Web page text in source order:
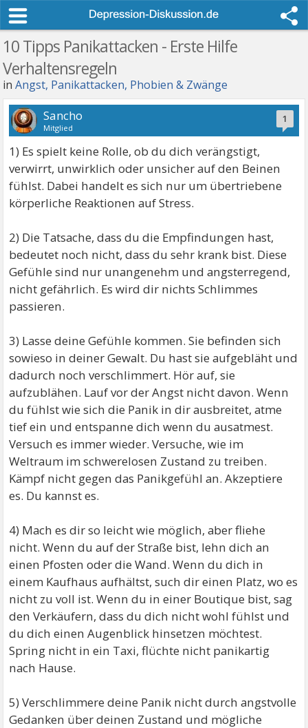
10 Tipps Panikattacken - Erste Hilfe
Verhaltensregeln
inAngst, Panikattacken, Phobien & Zwänge
1
Sancho
Mitglied
1) Es spielt keine Rolle, ob du dich verängstigt,
verwirrt, unwirklich oder unsicher auf den Beinen
fühlst. Dabei handelt es sich nur um übertriebene
körperliche Reaktionen auf Stress.
2) Die Tatsache, dass du die Empfindungen hast,
bedeutet noch nicht, dass du sehr krank bist. Diese
Gefühle sind nur unangenehm und angsterregend,
nicht gefährlich. Es wird dir nichts Schlimmes
passieren.
3) Lasse deine Gefühle kommen. Sie befinden sich
sowieso in deiner Gewalt. Du hast sie aufgebläht und
dadurch noch verschlimmert. Hör auf, sie
aufzublähen. Lauf vor der Angst nicht davon. Wenn
du fühlst wie sich die Panik in dir ausbreitet, atme
tief ein und entspanne dich wenn du ausatmest.
Versuch es immer wieder. Versuche, wie im
Weltraum im schwerelosen Zustand zu treiben.
Kämpf nicht gegen das Panikgefühl an. Akzeptiere
es. Du kannst es.
4) Mach es dir so leicht wie möglich, aber fliehe
nicht. Wenn du auf der Straße bist, lehn dich an
einen Pfosten oder die Wand. Wenn du dich in
einem Kaufhaus aufhältst, such dir einen Platz, wo es
nicht zu voll ist. Wenn du in einer Boutique bist, sag
den Verkäufern, dass du dich nicht wohl fühlst und
du dich einen Augenblick hinsetzen möchtest.
Spring nicht in ein Taxi, flüchte nicht panikartig
nach Hause.
5) Verschlimmere deine Panik nicht durch angstvolle
Gedanken über deinen Zustand und mögliche